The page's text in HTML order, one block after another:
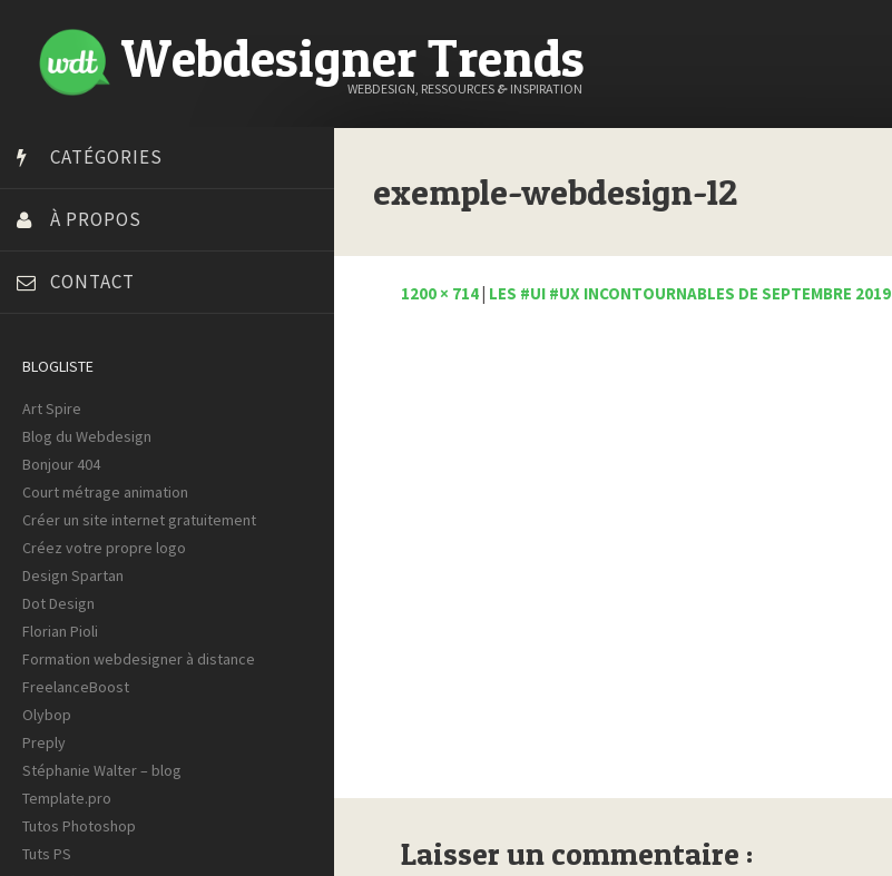
Webdesigner Trends
WEBDESIGN, RESSOURCES & INSPIRATION
CATÉGORIES
À PROPOS
CONTACT
BLOGLISTE
Art Spire
Blog du Webdesign
Bonjour 404
Court métrage animation
Créer un site internet gratuitement
Créez votre propre logo
Design Spartan
Dot Design
Florian Pioli
Formation webdesigner à distance
FreelanceBoost
Olybop
Preply
Stéphanie Walter – blog
Template.pro
Tutos Photoshop
Tuts PS
exemple-webdesign-12
1200 × 714| LES #UI #UX INCONTOURNABLES DE SEPTEMBRE 2019
Laisser un commentaire :